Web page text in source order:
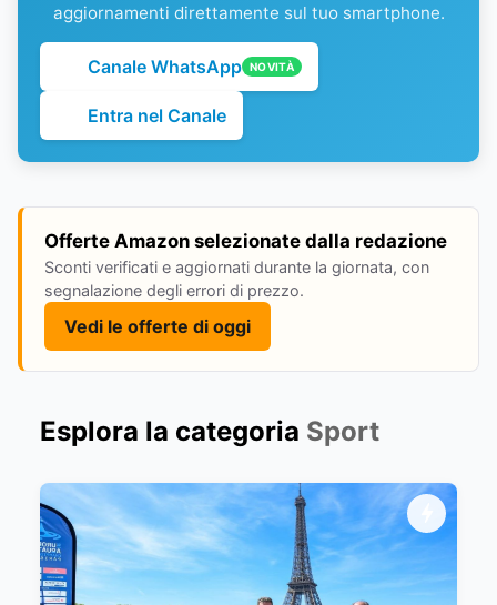
aggiornamenti direttamente sul tuo smartphone.
Canale WhatsApp NOVITÀ
Entra nel Canale
Offerte Amazon selezionate dalla redazione
Sconti verificati e aggiornati durante la giornata, con
segnalazione degli errori di prezzo.
Vedi le offerte di oggi
Esplora la categoria Sport